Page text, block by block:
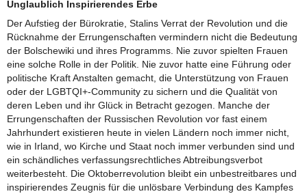
Unglaublich Inspirierendes Erbe
Der Aufstieg der Bürokratie, Stalins Verrat der Revolution und die
Rücknahme der Errungenschaften vermindern nicht die Bedeutung
der Bolschewiki und ihres Programms. Nie zuvor spielten Frauen
eine solche Rolle in der Politik. Nie zuvor hatte eine Führung oder
politische Kraft Anstalten gemacht, die Unterstützung von Frauen
oder der LGBTQI+-Community zu sichern und die Qualität von
deren Leben und ihr Glück in Betracht gezogen. Manche der
Errungenschaften der Russischen Revolution vor fast einem
Jahrhundert existieren heute in vielen Ländern noch immer nicht,
wie in Irland, wo Kirche und Staat noch immer verbunden sind und
ein schändliches verfassungsrechtliches Abtreibungsverbot
weiterbesteht. Die Oktoberrevolution bleibt ein unbestreitbares und
inspirierendes Zeugnis für die unlösbare Verbindung des Kampfes